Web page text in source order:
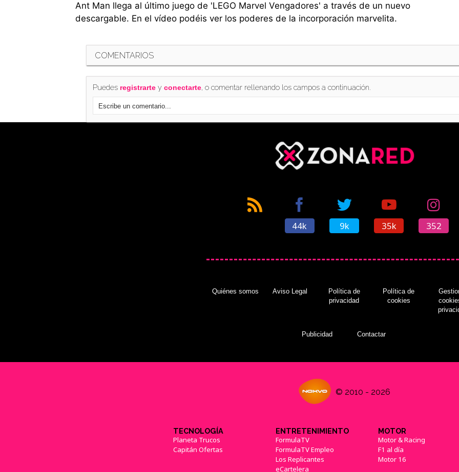
Ant Man llega al último juego de 'LEGO Marvel Vengadores' a través de un nuevo
descargable. En el vídeo podéis ver los poderes de la incorporación marvelita.
COMENTARIOS
Puedes registrartey conectarte, o comentar rellenando los campos a continuación.
44k 9k 35k 352
Quiénes somos Aviso Legal
Política de
privacidad
Política de
cookies
Publicidad Contactar
© 2010 - 2026
TECNOLOGÍA
Planeta Trucos
Capitán Ofertas
ENTRETENIMIENTO
FormulaTV
FormulaTV Empleo
Los Replicantes
eCartelera
MOTOR
Motor & Racing
F1 al día
Motor 16